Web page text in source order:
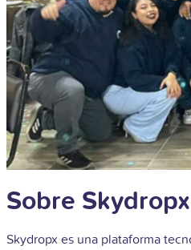
Sobre Skydropx
Skydropx es una plataforma